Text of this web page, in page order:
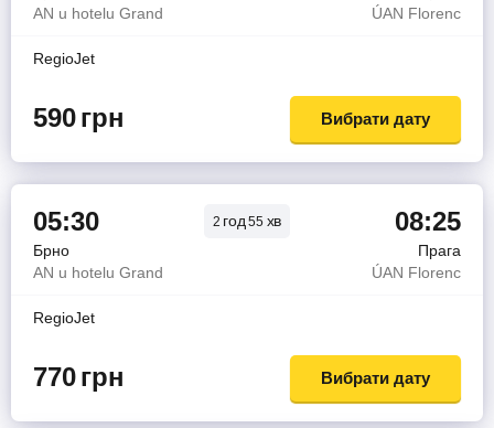
AN u hotelu Grand
ÚAN Florenc
RegioJet
590грн Вибрати дату
05:30 2 год55 хв 08:25
Брно
Прага
AN u hotelu Grand
ÚAN Florenc
RegioJet
770грн Вибрати дату